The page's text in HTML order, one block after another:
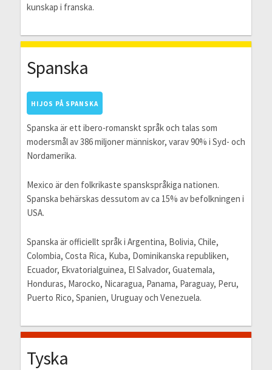
kunskap i franska.
Spanska
HIJOS PÅ SPANSKA
Spanska är ett ibero-romanskt språk och talas som
modersmål av 386 miljoner människor, varav 90% i Syd- och
Nordamerika.
Mexico är den folkrikaste spanskspråkiga nationen.
Spanska behärskas dessutom av ca 15% av befolkningen i
USA.
Spanska är officiellt språk i Argentina, Bolivia, Chile,
Colombia, Costa Rica, Kuba, Dominikanska republiken,
Ecuador, Ekvatorialguinea, El Salvador, Guatemala,
Honduras, Marocko, Nicaragua, Panama, Paraguay, Peru,
Puerto Rico, Spanien, Uruguay och Venezuela.
Tyska